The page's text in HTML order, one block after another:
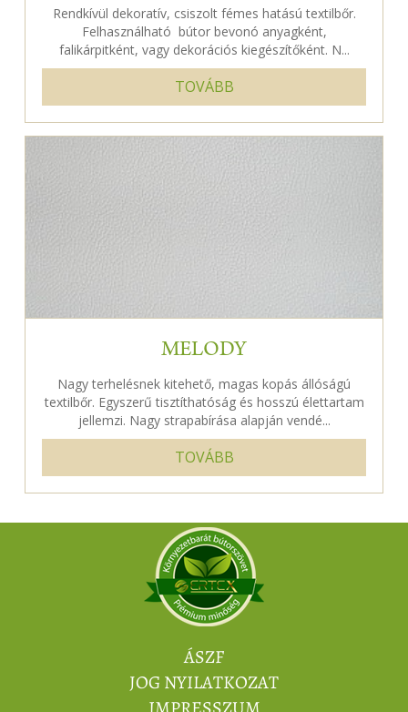
Rendkívül dekoratív, csiszolt fémes hatású textilbőr.
Felhasználható bútor bevonó anyagként,
falikárpitként, vagy dekorációs kiegészítőként. N...
TOVÁBB
MELODY
Nagy terhelésnek kitehető, magas kopás állóságú
textilbőr. Egyszerű tisztíthatóság és hosszú élettartam
jellemzi. Nagy strapabírása alapján vendé...
TOVÁBB
ÁSZF
JOG NYILATKOZAT